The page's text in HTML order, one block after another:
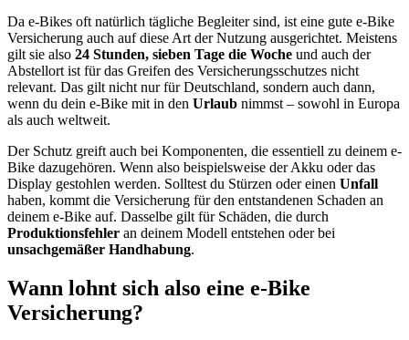
Da e-Bikes oft natürlich tägliche Begleiter sind, ist eine gute e-Bike
Versicherung auch auf diese Art der Nutzung ausgerichtet. Meistens
gilt sie also 24 Stunden, sieben Tage die Woche und auch der
Abstellort ist für das Greifen des Versicherungsschutzes nicht
relevant. Das gilt nicht nur für Deutschland, sondern auch dann,
wenn du dein e-Bike mit in den Urlaub nimmst – sowohl in Europa
als auch weltweit.
Der Schutz greift auch bei Komponenten, die essentiell zu deinem e-
Bike dazugehören. Wenn also beispielsweise der Akku oder das
Display gestohlen werden. Solltest du Stürzen oder einen Unfall
haben, kommt die Versicherung für den entstandenen Schaden an
deinem e-Bike auf. Dasselbe gilt für Schäden, die durch
Produktionsfehler an deinem Modell entstehen oder bei
unsachgemäßer Handhabung.
Wann lohnt sich also eine e-Bike
Versicherung?